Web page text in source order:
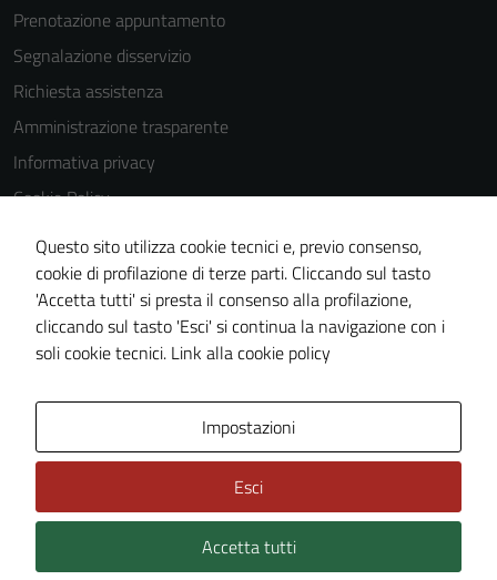
Prenotazione appuntamento
Segnalazione disservizio
Richiesta assistenza
Amministrazione trasparente
Informativa privacy
Cookie Policy
Note legali
Dichiarazione di accessibilità
Whistleblowing
Piano di miglioramento del sito
Technical Design s.r.l.
Questo sito utilizza cookie tecnici e, previo consenso,
cookie di profilazione di terze parti. Cliccando sul tasto
'Accetta tutti' si presta il consenso alla profilazione,
cliccando sul tasto 'Esci' si continua la navigazione con i
soli cookie tecnici. Link alla cookie policy
Impostazioni
Esci
Accetta tutti
estesa per i
dettagli) e
possono
essere
utilizzati
anche per la
La
disabilitazione
peggiore la
navigazione e